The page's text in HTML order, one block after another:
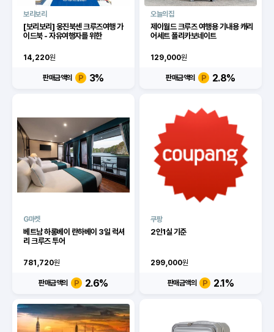
보리보리
[보리보리] 웅진북센 크루즈여행 가
이드북 - 자유여행자를 위한
14,220원
판매금액의 3%
오늘의집
제이월드 크루즈 여행용 기내용 캐리
어세트 폴리카보네이트
129,000원
판매금액의 2.8%
G마켓
베트남 하롱베이 란하베이 3일 럭셔
리 크루즈 투어
781,720원
판매금액의 2.6%
쿠팡
2인1실 기준
299,000원
판매금액의 2.1%